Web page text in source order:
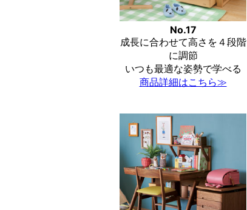
No.17
成長に合わせて高さを４段階
に調節
いつも最適な姿勢で学べる
商品詳細はこちら≫